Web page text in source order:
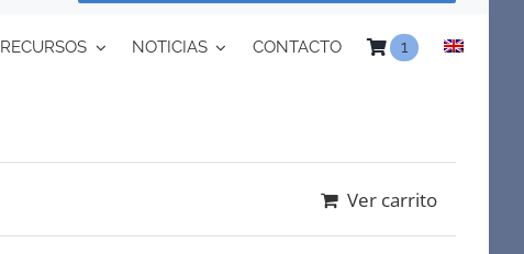
RECURSOS NOTICIAS CONTACTO 1
Ver carrito